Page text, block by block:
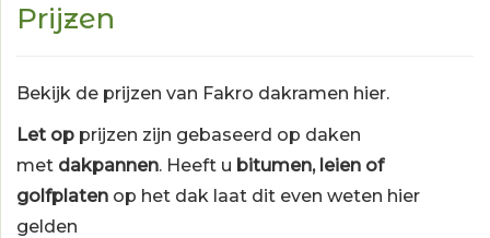
Prijzen
Bekijk de prijzen van Fakro dakramen hier.
Let op prijzen zijn gebaseerd op daken
met dakpannen. Heeft u bitumen, leien of
golfplaten op het dak laat dit even weten hier
gelden